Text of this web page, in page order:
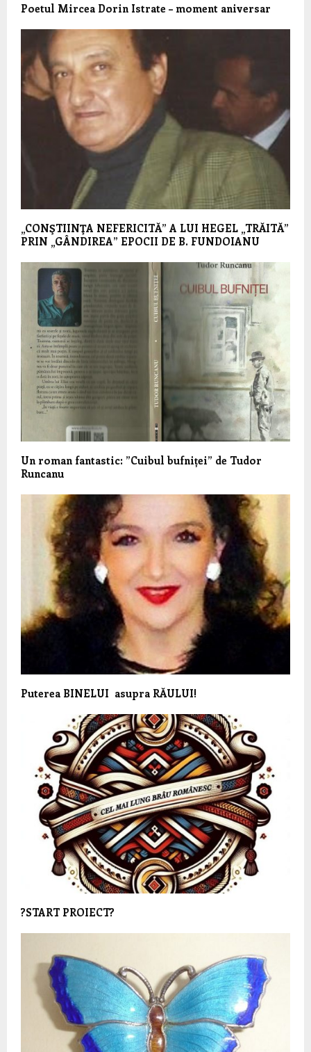
Poetul Mircea Dorin Istrate – moment aniversar
„CONŞTIINŢA NEFERICITĂ” A LUI HEGEL „TRĂITĂ”
PRIN „GÂNDIREA” EPOCII DE B. FUNDOIANU
Un roman fantastic: ”Cuibul bufniței” de Tudor
Runcanu
Puterea BINELUI asupra RĂULUI!
?START PROIECT?